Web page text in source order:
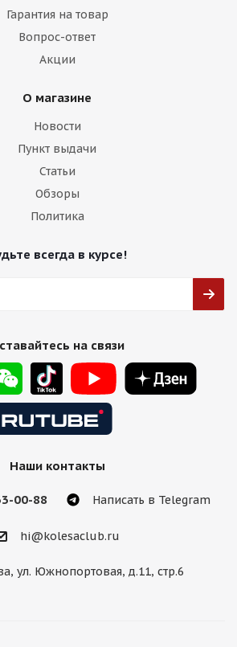
Гарантия на товар
Вопрос-ответ
Акции
О магазине
Новости
Пункт выдачи
Статьи
Обзоры
Политика
всегда в курсе!
на связи
Наши контакты
00-88 Написать в Telegram
hi@kolesaclub.ru
ул. Южнопортовая, д.11, стр.6